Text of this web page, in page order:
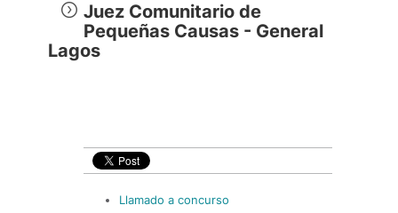
Juez Comunitario de
Pequeñas Causas - General
Lagos
Llamado a concurso